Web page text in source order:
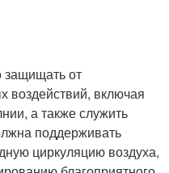
от
воздействий, включая
а также служить
поддерживать
циркуляцию воздуха,